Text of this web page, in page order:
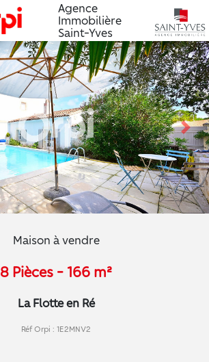
Agence
Immobilière
Saint-Yves
Maison à vendre
8 Pièces - 166 m²
La Flotte en Ré
Réf Orpi : 1E2MNV2